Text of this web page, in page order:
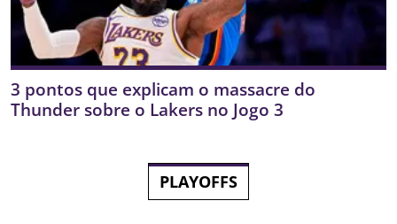
3 pontos que explicam o massacre do
Thunder sobre o Lakers no Jogo 3
PLAYOFFS